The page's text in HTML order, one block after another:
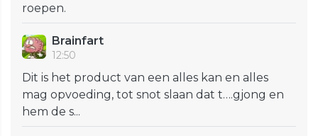
roepen.
Brainfart
12:50
Dit is het product van een alles kan en alles
mag opvoeding, tot snot slaan dat t….gjong en
hem de s...